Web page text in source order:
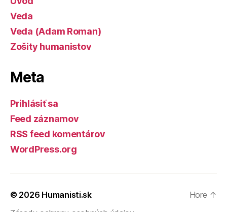
Veda
Veda (Adam Roman)
Zošity humanistov
Meta
Prihlásiť sa
Feed záznamov
RSS feed komentárov
WordPress.org
© 2026 Humanisti.sk
Hore ↑